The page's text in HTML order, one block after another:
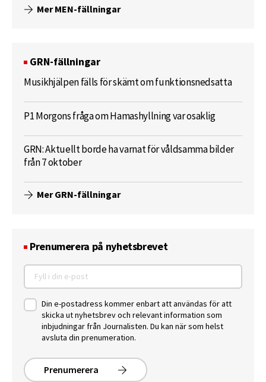
Mer MEN-fällningar
GRN-fällningar
Musikhjälpen fälls för skämt om funktionsnedsatta
P1 Morgons fråga om Hamashyllning var osaklig
GRN: Aktuellt borde ha varnat för våldsamma bilder
från 7 oktober
Mer GRN-fällningar
Prenumerera på nyhetsbrevet
Din e-postadress kommer enbart att användas för att
skicka ut nyhetsbrev och relevant information som
inbjudningar från Journalisten. Du kan när som helst
avsluta din prenumeration.
Prenumerera